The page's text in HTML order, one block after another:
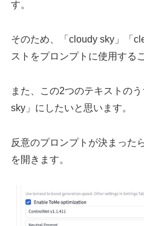
す。
そのため、「cloudy sky」「
ストをプロンプトに使用する
また、この2つのテキストの
sky」にしたいと思います。
反意のプロンプトが決まった
を開きます。